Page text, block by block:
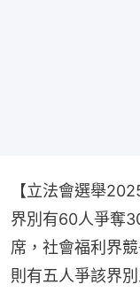
【立法會選舉
界別有60人爭奪
席，社會福利界
則有五人爭該界